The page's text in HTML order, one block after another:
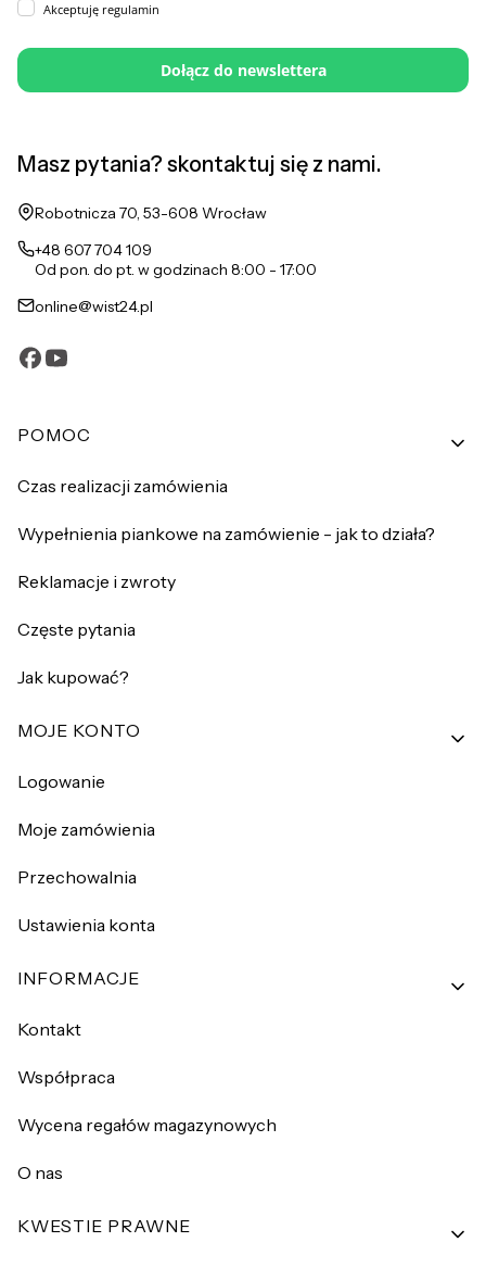
Akceptuję regulamin
Dołącz do newslettera
Masz pytania? skontaktuj się z nami.
Adres:
Robotnicza 70, 53-608 Wrocław
+48 607 704 109
Od pon. do pt. w godzinach 8:00 - 17:00
online@wist24.pl
Linki w stopce
POMOC
Czas realizacji zamówienia
Wypełnienia piankowe na zamówienie - jak to działa?
Reklamacje i zwroty
Częste pytania
Jak kupować?
MOJE KONTO
Logowanie
Moje zamówienia
Przechowalnia
Ustawienia konta
INFORMACJE
Kontakt
Współpraca
Wycena regałów magazynowych
O nas
KWESTIE PRAWNE